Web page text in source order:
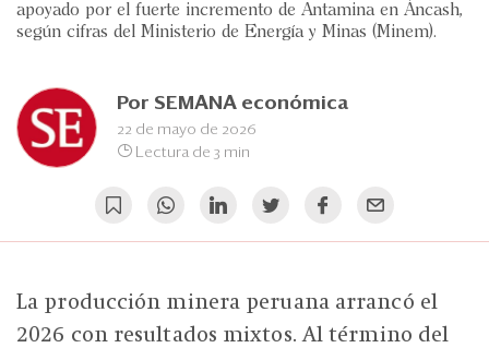
Edición Impresa
apoyado por el fuerte incremento de Antamina en Áncash,
según cifras del Ministerio de Energía y Minas (Minem).
Por SEMANA económica
22 de mayo de 2026
Lectura de 3 min
La producción minera peruana arrancó el
2026 con resultados mixtos. Al término del